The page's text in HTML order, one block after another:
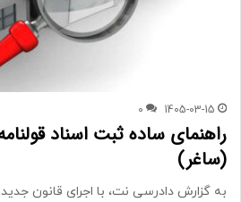
1405-03-15
0
راهنمای ساده ثبت اسناد
(ساغر)
به گزارش دادرسی نت، با اجرای قانون